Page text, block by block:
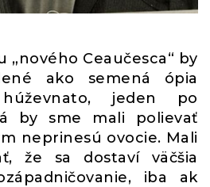
„nového Ceaučesca“ by
ako semená ópia
jeden po
by sme mali polievať
neprinesú ovocie. Mali
že sa dostaví väčšia
iba ak